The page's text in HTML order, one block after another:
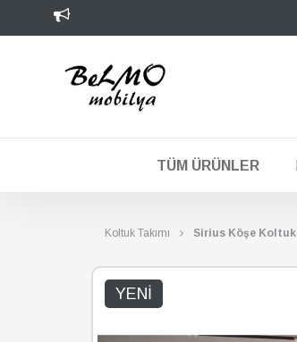
TÜM ÜRÜNLER
Koltuk Takımı Sirius Köşe Koltuk
YENI